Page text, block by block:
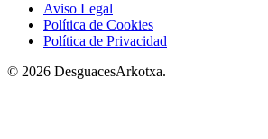
Aviso Legal
Política de Cookies
Política de Privacidad
© 2026 DesguacesArkotxa.